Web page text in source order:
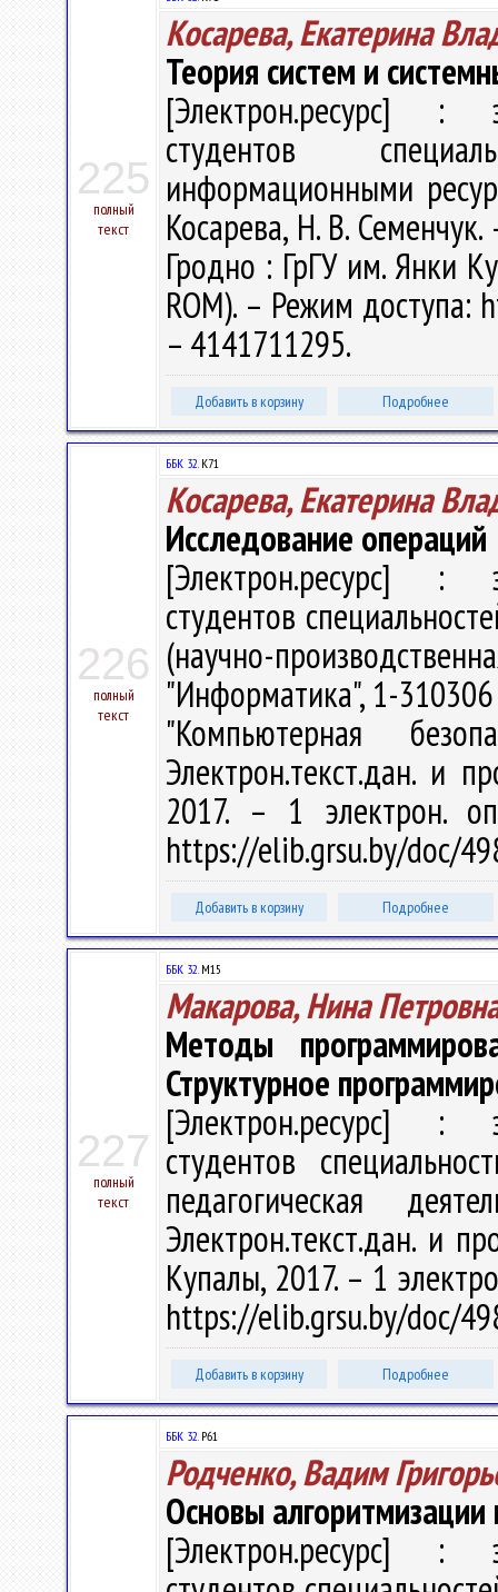
225
полный
текст
Косарева, Екатерина
Теория систем и
[Электрон.ресурс] :
студентов
информационными
Косарева, Н. В.
Гродно : ГрГУ им. Янки
ROM). – Режим доступа:
– 4141711295.
Добавить в корзину Подробнее
226
полный
текст
ББК 32.К71
Косарева, Екатерина
Исследование операций
[Электрон.ресурс] :
студентов
(научно-
"Информатика", 1-
"Компьютерная
Электрон.текст.дан. и
2017. – 1 электрон.
https://elib.grsu.by/doc/
Добавить в корзину Подробнее
227
полный
текст
ББК 32.М15
Макарова, Нина
Методы
Структурное
[Электрон.ресурс] :
студентов
педагогическая
Электрон.текст.дан. и
Купалы, 2017. – 1
https://elib.grsu.by/doc/
Добавить в корзину Подробнее
ББК 32.Р61
Родченко, Вадим
Основы
[Электрон.ресурс] :